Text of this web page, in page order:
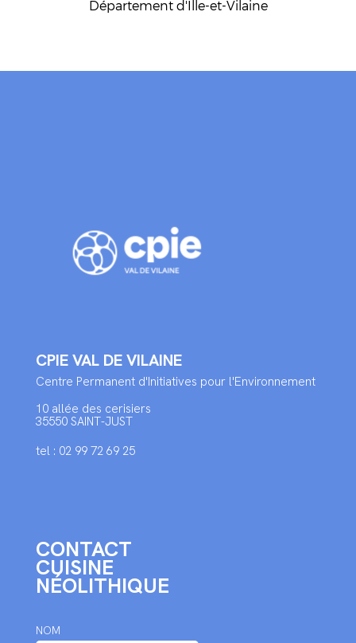
Département d'Ille-et-Vilaine
CPIE VAL DE VILAINE
Centre Permanent d'Initiatives pour l'Environnement
10 allée des cerisiers
35550 SAINT-JUST
tel : 02 99 72 69 25
CONTACT
CUISINE
NÉOLITHIQUE
NOM